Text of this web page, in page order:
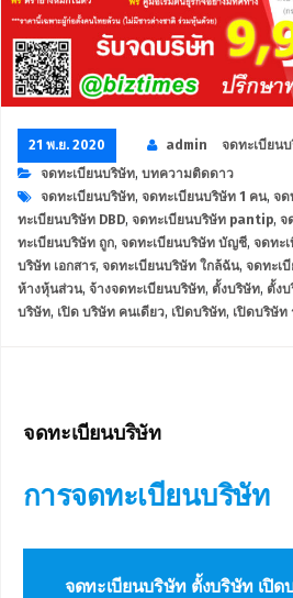
21 พ.ย. 2020 admin จดทะเบียน
จดทะเบียนบริษัท, บทความติดดาว
จดทะเบียนบริษัท, จดทะเบียนบริษัท 1 คน, จด
ทะเบียนบริษัท DBD, จดทะเบียนบริษัท pantip, จ
ทะเบียนบริษัท ถูก, จดทะเบียนบริษัท บัญชี, จดทะ
บริษัท เอกสาร, จดทะเบียนบริษัท ใกล้ฉัน, จดทะเ
ห้างหุ้นส่วน, จ้างจดทะเบียนบริษัท, ตั้งบริษัท, ตั้ง
บริษัท, เปิด บริษัท คนเดียว, เปิดบริษัท, เปิดบริษัท
จดทะเบียนบริษัท
การจดทะเบียนบริษัท
จดทะเบียนบริษัท ตั้งบริษัท เปิ